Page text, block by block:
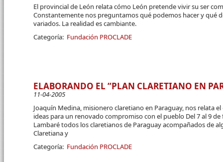
El provincial de León relata cómo León pretende vivir su ser
Constantemente nos preguntamos qué podemos hacer y qué
variados. La realidad es cambiante.
Categoría: Fundación PROCLADE
ELABORANDO EL “PLAN CLARETIANO EN
11-04-2005
Joaquín Medina, misionero claretiano en Paraguay, nos relata
ideas para un renovado compromiso con el pueblo Del 7 al 9
Lambaré todos los claretianos de Paraguay acompañados de
Claretiana y
Categoría: Fundación PROCLADE